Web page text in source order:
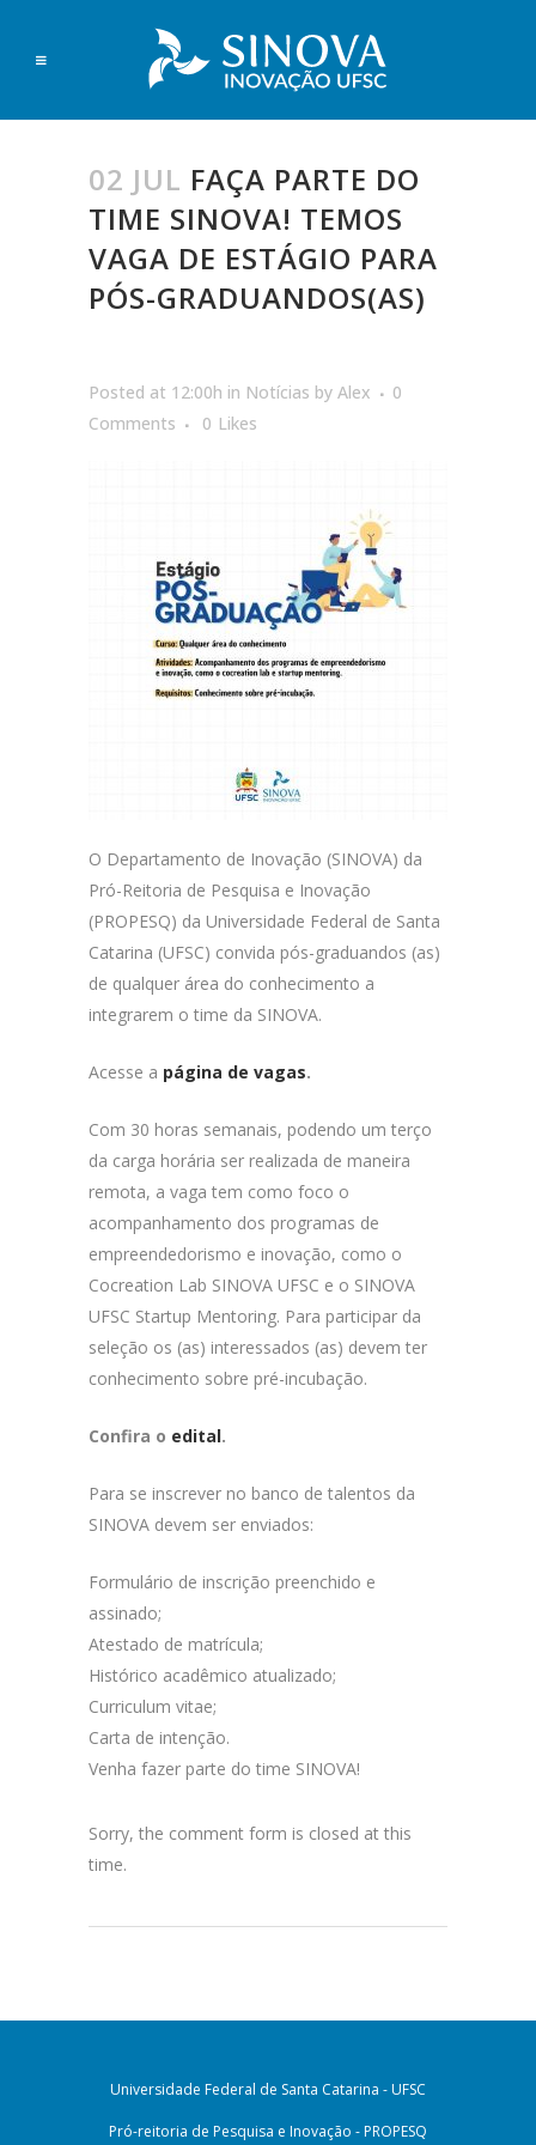
02 JUL FAÇA PARTE DO
TIME SINOVA! TEMOS
VAGA DE ESTÁGIO PARA
PÓS-GRADUANDOS(AS)
Posted at 12:00h in Notícias by Alex
0
Comments
0 Likes
O Departamento de Inovação (SINOVA) da
Pró-Reitoria de Pesquisa e Inovação
(PROPESQ) da Universidade Federal de Santa
Catarina (UFSC) convida pós-graduandos (as)
de qualquer área do conhecimento a
integrarem o time da SINOVA.
Acesse a página de vagas.
Com 30 horas semanais, podendo um terço
da carga horária ser realizada de maneira
remota, a vaga tem como foco o
acompanhamento dos programas de
empreendedorismo e inovação, como o
Cocreation Lab SINOVA UFSC e o SINOVA
UFSC Startup Mentoring. Para participar da
seleção os (as) interessados (as) devem ter
conhecimento sobre pré-incubação.
Confira o edital.
Para se inscrever no banco de talentos da
SINOVA devem ser enviados:
Formulário de inscrição preenchido e
assinado;
Atestado de matrícula;
Histórico acadêmico atualizado;
Curriculum vitae;
Carta de intenção.
Venha fazer parte do time SINOVA!
Sorry, the comment form is closed at this
time.
Universidade Federal de Santa Catarina - UFSC
Pró-reitoria de Pesquisa e Inovação - PROPESQ